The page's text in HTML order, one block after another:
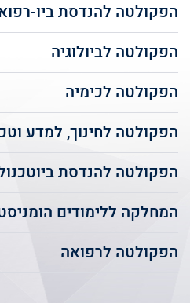
הפקולטה להנדסת ביו-
הפקולטה לביולוגיה
הפקולטה לכימיה
הפקולטה לחינוך, למדע
הפקולטה להנדסת
המחלקה ללימודים
הפקולטה לרפואה